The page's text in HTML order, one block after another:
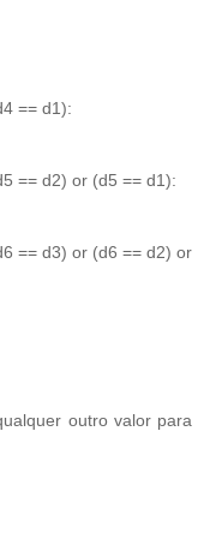
== d1):
== d2) or (d5 == d1):
== d3) or (d6 == d2) or
outro valor para